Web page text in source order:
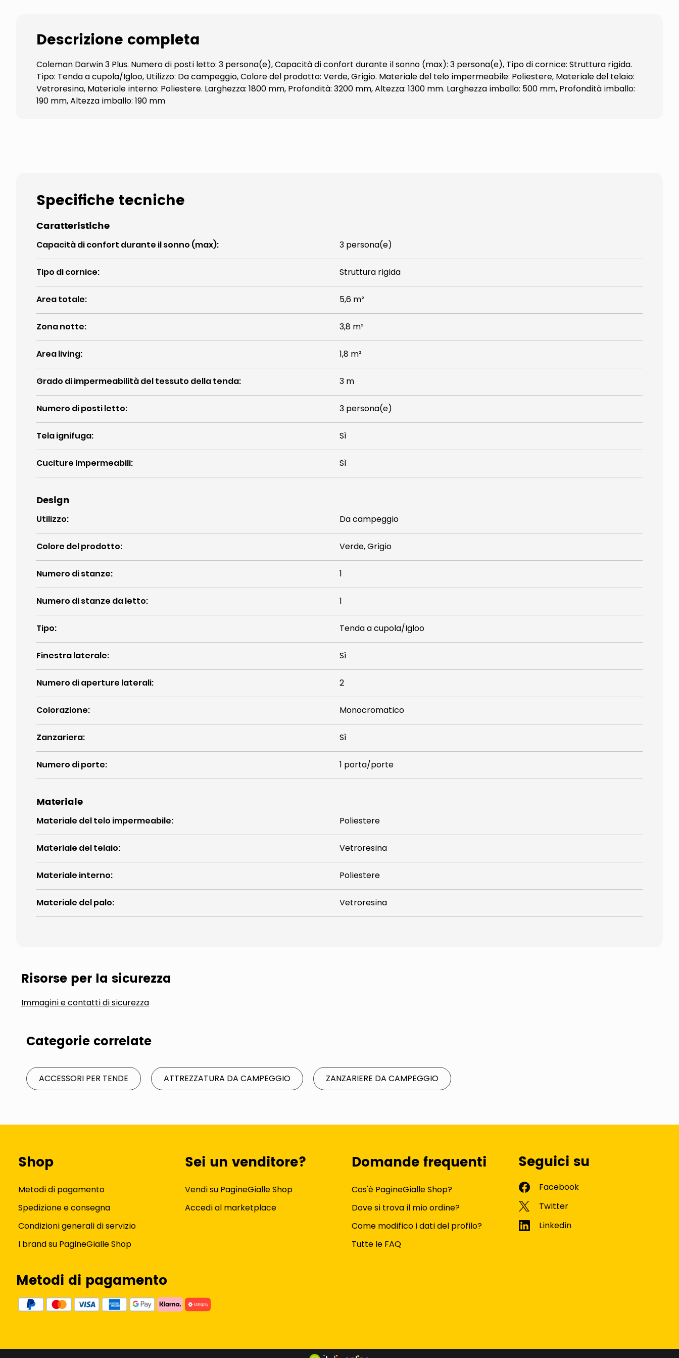
Descrizione completa
Coleman Darwin 3 Plus. Numero di posti letto: 3 persona(e), Capacità di confort durante il sonno (max): 3 persona(e), Tipo di cornice: Struttura rigida.
Tipo: Tenda a cupola/Igloo, Utilizzo: Da campeggio, Colore del prodotto: Verde, Grigio. Materiale del telo impermeabile: Poliestere, Materiale del telaio:
Vetroresina, Materiale interno: Poliestere. Larghezza: 1800 mm, Profondità: 3200 mm, Altezza: 1300 mm. Larghezza imballo: 500 mm, Profondità imballo:
190 mm, Altezza imballo: 190 mm
Specifiche tecniche
Caratteristiche
Capacità di confort durante il sonno (max): 3 persona(e)
Tipo di cornice: Struttura rigida
Area totale: 5,6 m²
Zona notte: 3,8 m²
Area living: 1,8 m²
Grado di impermeabilità del tessuto della tenda: 3 m
Numero di posti letto: 3 persona(e)
Tela ignifuga: Sì
Cuciture impermeabili: Sì
Design
Utilizzo: Da campeggio
Colore del prodotto: Verde, Grigio
Numero di stanze: 1
Numero di stanze da letto: 1
Tipo: Tenda a cupola/Igloo
Finestra laterale: Sì
Numero di aperture laterali: 2
Colorazione: Monocromatico
Zanzariera: Sì
Numero di porte: 1 porta/porte
Materiale
Materiale del telo impermeabile: Poliestere
Materiale del telaio: Vetroresina
Materiale interno: Poliestere
Materiale del palo: Vetroresina
Risorse per la sicurezza
Immagini e contatti di sicurezza
Categorie correlate
ACCESSORI PER TENDE ATTREZZATURA DA CAMPEGGIO ZANZARIERE DA CAMPEGGIO
Shop
Metodi di pagamento
Spedizione e consegna
Condizioni generali di servizio
I brand su PagineGialle Shop
Sei un venditore?
Vendi su PagineGialle Shop
Accedi al marketplace
Domande frequenti
Cos'è PagineGialle Shop?
Dove si trova il mio ordine?
Come modifico i dati del profilo?
Tutte le FAQ
Seguici su
Metodi di pagamento